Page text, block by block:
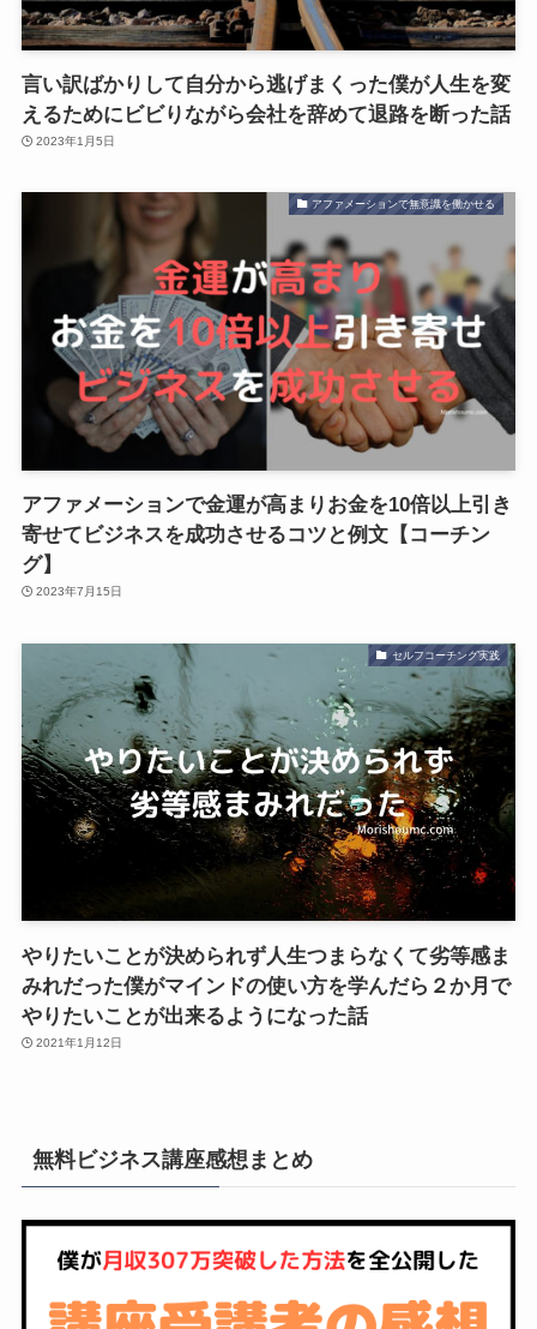
言い訳ばかりして自分から逃げまくった僕が人生を変
えるためにビビりながら会社を辞めて退路を断った話
2023年1月5日
アファメーションで無意識を働かせる
アファメーションで金運が高まりお金を10倍以上引き
寄せてビジネスを成功させるコツと例文【コーチン
グ】
2023年7月15日
セルフコーチング実践
やりたいことが決められず人生つまらなくて劣等感ま
みれだった僕がマインドの使い方を学んだら２か月で
やりたいことが出来るようになった話
2021年1月12日
無料ビジネス講座感想まとめ